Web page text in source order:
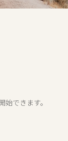
できます。